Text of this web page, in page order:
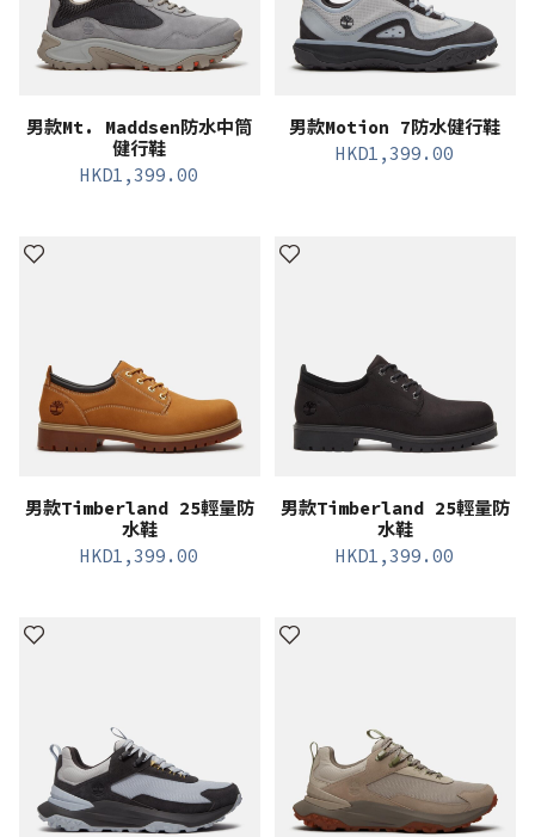
男款Mt. Maddsen防水中筒
健行鞋
HKD1,399.00
男款Motion 7防水健行鞋
HKD1,399.00
男款Timberland 25輕量防
水鞋
HKD1,399.00
男款Timberland 25輕量防
水鞋
HKD1,399.00